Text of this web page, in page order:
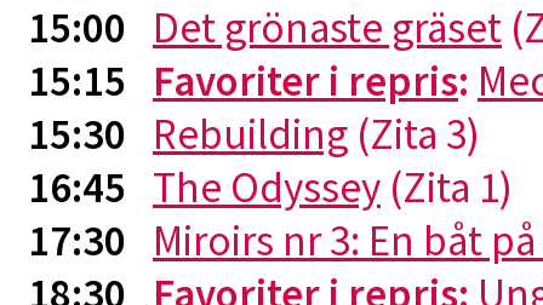
15:00 Det grönaste gräset
15:15 Favoriter i repris:
15:30 Rebuilding (Zita 3)
16:45 The Odyssey (Zita 1)
17:30 Miroirs nr 3: En båt